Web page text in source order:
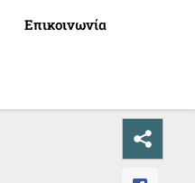
Επικοινωνία